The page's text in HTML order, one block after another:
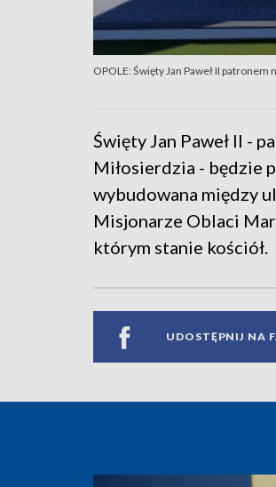
OPOLE: Święty Jan Paweł II
Święty Jan Paweł II -
Miłosierdzia - będzie
wybudowana między
Misjonarze Oblaci
którym stanie kościół.
UDOSTĘPNIJ NA